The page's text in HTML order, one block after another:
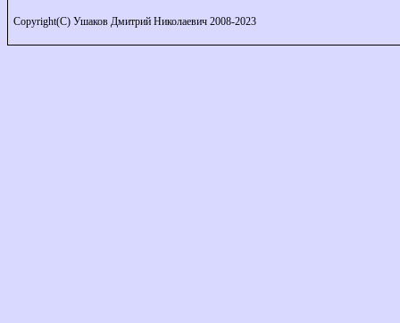
Copyright(C) Ушаков Дмитрий Николаевич 2008-2023